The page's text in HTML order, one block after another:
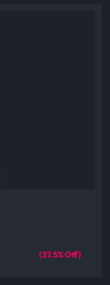
(37.5% Off)